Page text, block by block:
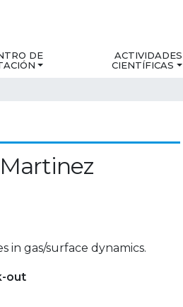
DE
ACTIVIDADES
CIENTÍFICAS
in gas/surface dynamics.
out